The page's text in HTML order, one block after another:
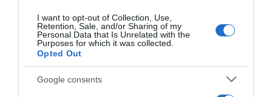
I want to opt-out of Collection, Use,
Retention, Sale, and/or Sharing of my
Personal Data that Is Unrelated with the
Purposes for which it was collected.
Opted Out
Google consents